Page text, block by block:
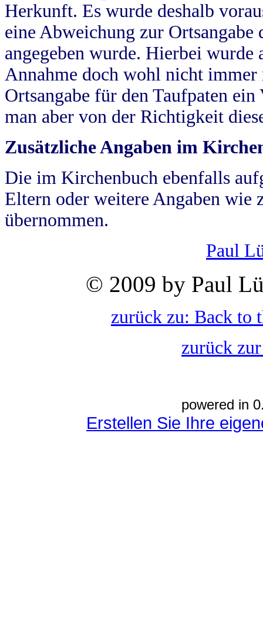
Herkunft. Es wurde deshalb
eine Abweichung zur
angegeben wurde. Hierbei wurde
Annahme doch wohl nicht
Ortsangabe für den Taufpaten
man aber von der Richtigkeit
Zusätzliche Angaben im
Die im Kirchenbuch ebenfalls
Eltern oder weitere Angaben wie
übernommen.
Paul
© 2009 by Paul
zurück zu: Back to
zurück
powered in
Erstellen Sie Ihre